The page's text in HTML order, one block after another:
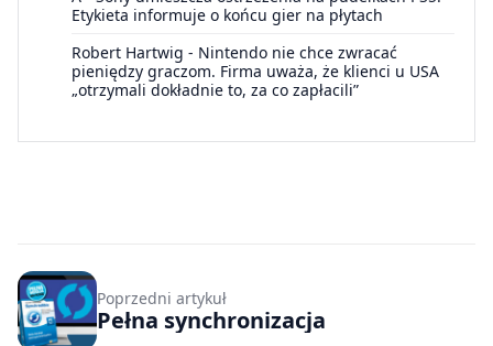
Etykieta informuje o końcu gier na płytach
Robert Hartwig - Nintendo nie chce zwracać
pieniędzy graczom. Firma uważa, że klienci u USA
„otrzymali dokładnie to, za co zapłacili”
Poprzedni artykuł
Pełna synchronizacja